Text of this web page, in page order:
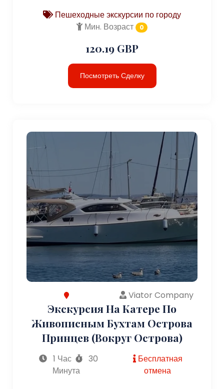
Пешеходные экскурсии по городу
Мин. Возраст
0
120.19 GBP
Посмотреть Сделку
Viator Company
Экскурсия На Катере По
Живописным Бухтам Острова
Принцев (вокруг Острова)
1 Час
30
Минута
Бесплатная
отмена